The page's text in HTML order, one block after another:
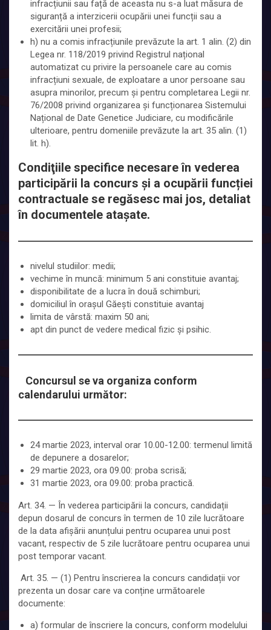
infracțiunii sau față de aceasta nu s-a luat măsura de
siguranță a interzicerii ocupării unei funcții sau a
exercitării unei profesii;
h) nu a comis infracțiunile prevăzute la art. 1 alin. (2) din
Legea nr. 118/2019 privind Registrul național
automatizat cu privire la persoanele care au comis
infracțiuni sexuale, de exploatare a unor persoane sau
asupra minorilor, precum și pentru completarea Legii nr.
76/2008 privind organizarea și funcționarea Sistemului
Național de Date Genetice Judiciare, cu modificările
ulterioare, pentru domeniile prevăzute la art. 35 alin. (1)
lit. h).
Condiţiile specifice necesare în vederea
participării la concurs şi a ocupării funcției
contractuale se regăsesc mai jos, detaliat
în documentele atașate.
nivelul studiilor: medii;
vechime în muncă: minimum 5 ani constituie avantaj;
disponibilitate de a lucra în două schimburi;
domiciliul în orașul Găești constituie avantaj
limita de vârstă: maxim 50 ani;
apt din punct de vedere medical fizic și psihic.
Concursul se va organiza conform
calendarului următor:
24 martie 2023, interval orar 10.00-12.00: termenul limită
de depunere a dosarelor;
29 martie 2023, ora 09.00: proba scrisă;
31 martie 2023, ora 09.00: proba practică.
Art. 34. — În vederea participării la concurs, candidații
depun dosarul de concurs în termen de 10 zile lucrătoare
de la data afișării anunțului pentru ocuparea unui post
vacant, respectiv de 5 zile lucrătoare pentru ocuparea unui
post temporar vacant.
Art. 35. — (1) Pentru înscrierea la concurs candidații vor
prezenta un dosar care va conține următoarele
documente:
a) formular de înscriere la concurs, conform modelului